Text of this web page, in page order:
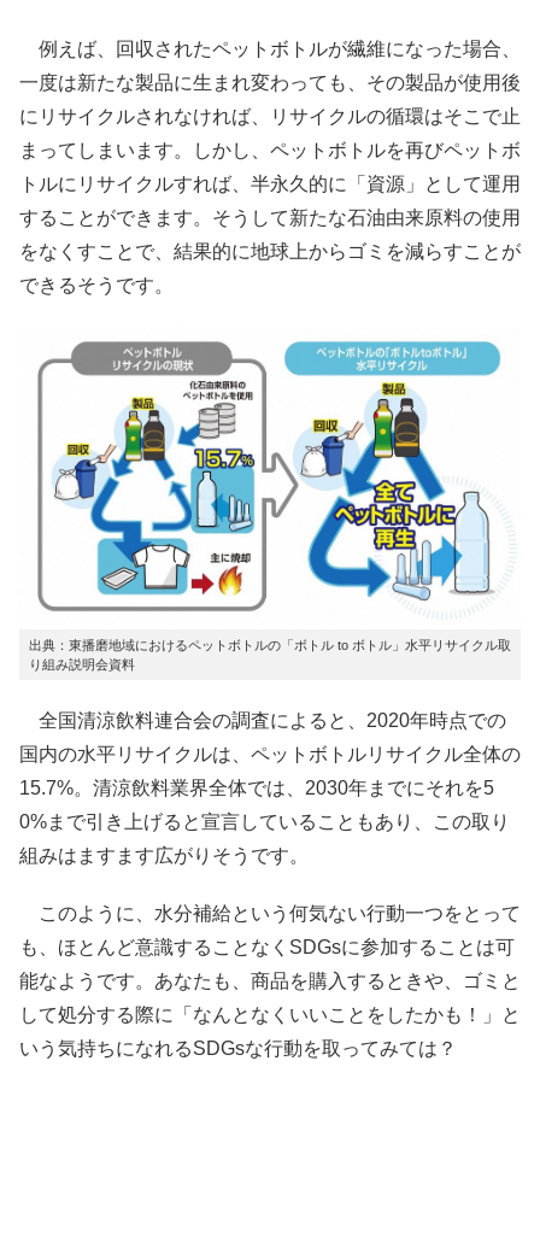
例えば、回収されたペットボトルが繊維になった場合、
一度は新たな製品に生まれ変わっても、その製品が使用後
にリサイクルされなければ、リサイクルの循環はそこで止
まってしまいます。しかし、ペットボトルを再びペットボ
トルにリサイクルすれば、半永久的に「資源」として運用
することができます。そうして新たな石油由来原料の使用
をなくすことで、結果的に地球上からゴミを減らすことが
できるそうです。
出典：東播磨地域におけるペットボトルの「ボトル to ボトル」水平リサイクル取
り組み説明会資料
全国清涼飲料連合会の調査によると、2020年時点での
国内の水平リサイクルは、ペットボトルリサイクル全体の
15.7%。清涼飲料業界全体では、2030年までにそれを5
0%まで引き上げると宣言していることもあり、この取り
組みはますます広がりそうです。
このように、水分補給という何気ない行動一つをとって
も、ほとんど意識することなくSDGsに参加することは可
能なようです。あなたも、商品を購入するときや、ゴミと
して処分する際に「なんとなくいいことをしたかも！」と
いう気持ちになれるSDGsな行動を取ってみては？